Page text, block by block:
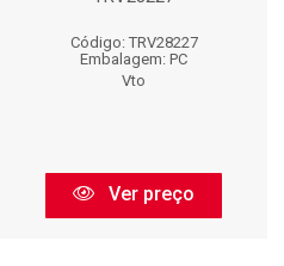
Código: TRV28227
Embalagem: PC
Vto
Ver preço